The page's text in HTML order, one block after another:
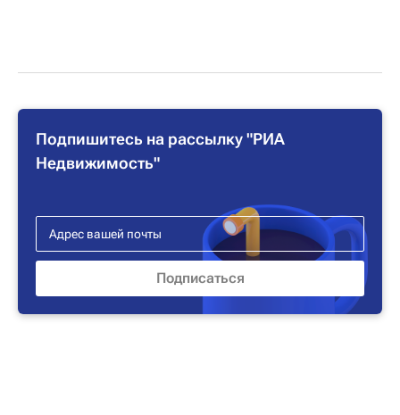
Подпишитесь на рассылку "РИА
Недвижимость"